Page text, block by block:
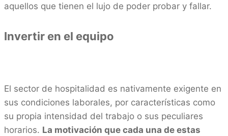
aquellos que tienen el lujo de poder probar y fallar.
Invertir en el equipo
El sector de hospitalidad es nativamente exigente en
sus condiciones laborales, por características como
su propia intensidad del trabajo o sus peculiares
horarios. La motivación que cada una de estas